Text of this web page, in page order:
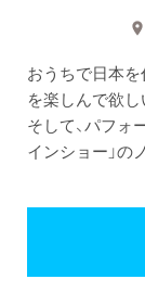
おうちで日本
を楽しんで欲し
そして、パフォ
インショー」の